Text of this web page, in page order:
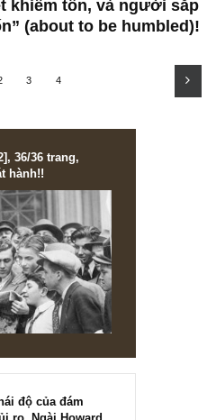
(*)
Trong đầu tư chỉ có
tốn” (about to be